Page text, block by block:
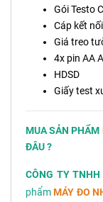
Gói Testo
Cáp kết
Giá treo
4x pin AA
HDSD
Giấy test
MUA SẢN PHẨM
ĐÂU ?
CÔNG TY
phẩmMÁY ĐO